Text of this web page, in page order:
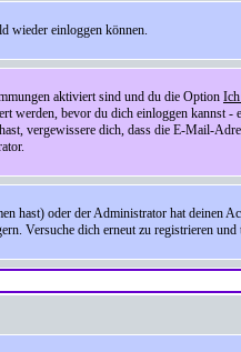
wieder einloggen können.
aktiviert sind und du die Option
werden, bevor du dich einloggen kannst
vergewissere dich, dass die E-Mail-
hast) oder der Administrator hat deinen
Versuche dich erneut zu registrieren